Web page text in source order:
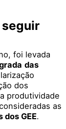
seguir
foi levada
das
dos
produtividade
as
GEE.